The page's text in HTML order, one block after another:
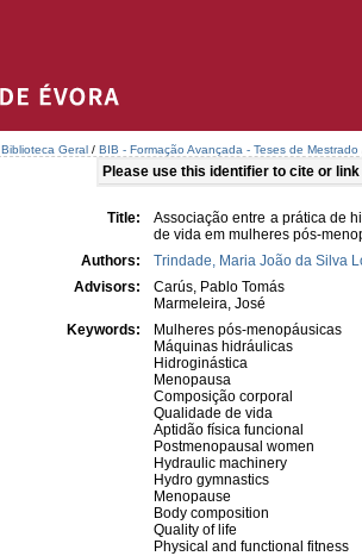
Biblioteca Geral / BIB - Formação Avançada - Teses de Mestrado
Please use this identifier to cite or
Title:
Associação entre a prática de
de vida em mulheres pós-
Authors:
Trindade, Maria João da Silva
Advisors:
Carús, Pablo Tomás
Marmeleira, José
Keywords:
Mulheres pós-menopáusicas
Máquinas hidráulicas
Hidroginástica
Menopausa
Composição corporal
Qualidade de vida
Aptidão física funcional
Postmenopausal women
Hydraulic machinery
Hydro gymnastics
Menopause
Body composition
Quality of life
Physical and functional fitness